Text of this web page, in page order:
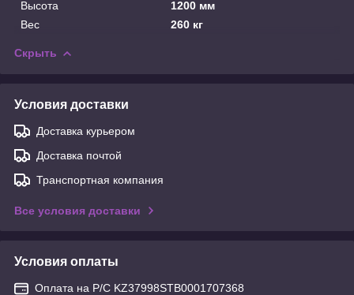
Высота
1200 мм
Вес
260 кг
Скрыть
Условия доставки
Доставка курьером
Доставка почтой
Транспортная компания
Все условия доставки
Условия оплаты
Оплата на Р/С KZ37998STB0001707368